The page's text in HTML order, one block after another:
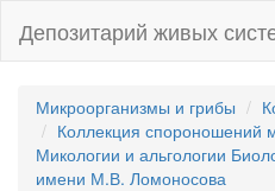
Депозитарий живых
Микроорганизмы и грибы
Коллекция спороношений
Микологии и альгологии
имени М.В. Ломоносова